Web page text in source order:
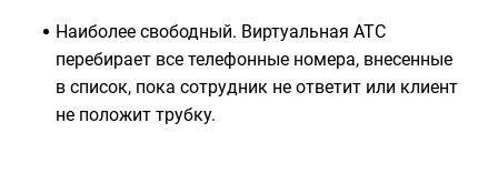
Наиболее свободный. Виртуальная АТС
перебирает все телефонные номера, внесенные
в список, пока сотрудник не ответит или клиент
не положит трубку.